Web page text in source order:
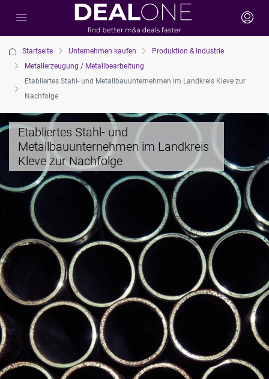
Startseite Unternehmen kaufen
Produktion & Industrie
Metallerzeugung / Metallbearbeitung
Etabliertes Stahl- und Metallbauunternehmen im Landkreis Kleve zur
Nachfolge
Etabliertes Stahl- und
Metallbauunternehmen im Landkreis
Kleve zur Nachfolge